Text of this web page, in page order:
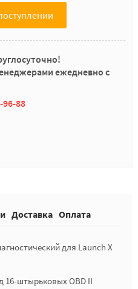
ежедневно с
96-88
Доставка Оплата
для Launch X
16-штырьковых OBD II